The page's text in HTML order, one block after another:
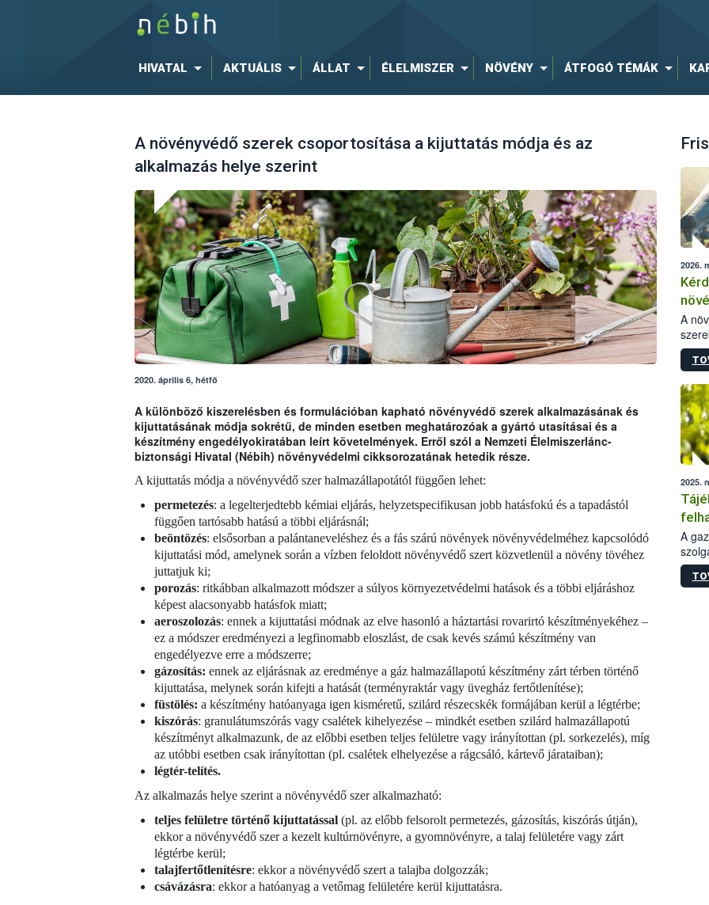
HIVATAL AKTUÁLIS ÁLLAT ÉLELMISZER NÖVÉNY ÁTFOGÓ TÉMÁK
A növényvédő szerek csoportosítása a kijuttatás módja és az
alkalmazás helye szerint
2020. április 6, hétfő
A különböző kiszerelésben és formulációban kapható növényvédő szerek alkalmazásának és
kijuttatásának módja sokrétű, de minden esetben meghatározóak a gyártó utasításai és a
készítmény engedélyokiratában leírt követelmények. Erről szól a Nemzeti Élelmiszerlánc-
biztonsági Hivatal (Nébih) növényvédelmi cikksorozatának hetedik része.
A kijuttatás módja a növényvédő szer halmazállapotától függően lehet:
permetezés: a legelterjedtebb kémiai eljárás, helyzetspecifikusan jobb hatásfokú és a tapadástól
függően tartósabb hatású a többi eljárásnál;
beöntözés: elsősorban a palántaneveléshez és a fás szárú növények növényvédelméhez kapcsolódó
kijuttatási mód, amelynek során a vízben feloldott növényvédő szert közvetlenül a növény tövéhez
juttatjuk ki;
porozás: ritkábban alkalmazott módszer a súlyos környezetvédelmi hatások és a többi eljáráshoz
képest alacsonyabb hatásfok miatt;
aeroszolozás: ennek a kijuttatási módnak az elve hasonló a háztartási rovarirtó készítményekéhez –
ez a módszer eredményezi a legfinomabb eloszlást, de csak kevés számú készítmény van
engedélyezve erre a módszerre;
gázosítás: ennek az eljárásnak az eredménye a gáz halmazállapotú készítmény zárt térben történő
kijuttatása, melynek során kifejti a hatását (terményraktár vagy üvegház fertőtlenítése);
füstölés: a készítmény hatóanyaga igen kisméretű, szilárd részecskék formájában kerül a légtérbe;
kiszórás: granulátumszórás vagy csalétek kihelyezése – mindkét esetben szilárd halmazállapotú
készítményt alkalmazunk, de az előbbi esetben teljes felületre vagy irányítottan (pl. sorkezelés), míg
az utóbbi esetben csak irányítottan (pl. csalétek elhelyezése a rágcsáló, kártevő járataiban);
légtér-telítés.
Az alkalmazás helye szerint a növényvédő szer alkalmazható:
teljes felületre történő kijuttatással (pl. az előbb felsorolt permetezés, gázosítás, kiszórás útján),
ekkor a növényvédő szer a kezelt kultúrnövényre, a gyomnövényre, a talaj felületére vagy zárt
légtérbe kerül;
talajfertőtlenítésre: ekkor a növényvédő szert a talajba dolgozzák;
csávázásra: ekkor a hatóanyag a vetőmag felületére kerül kijuttatásra.
2026.
A
kis
2025.
A
nem